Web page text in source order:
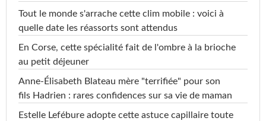
Tout le monde s'arrache cette clim mobile : voici à
quelle date les réassorts sont attendus
En Corse, cette spécialité fait de l'ombre à la brioche
au petit déjeuner
Anne-Élisabeth Blateau mère "terrifiée" pour son
fils Hadrien : rares confidences sur sa vie de maman
Estelle Lefébure adopte cette astuce capillaire toute